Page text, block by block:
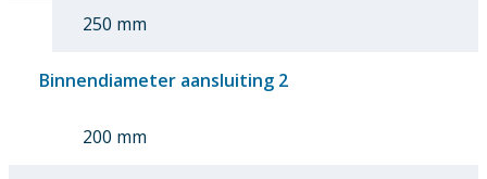
250 mm
Binnendiameter aansluiting 2
200 mm